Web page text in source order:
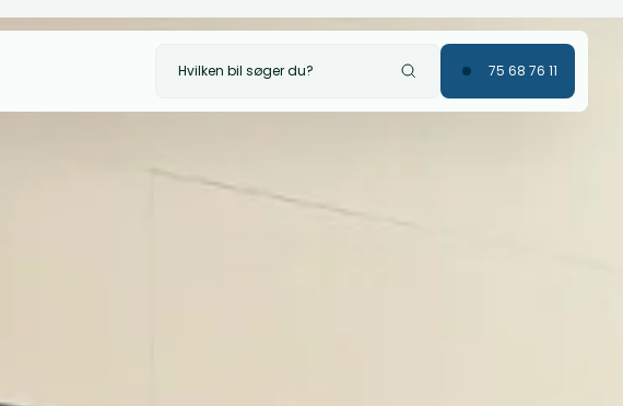
Hvilken bil søger du? 75 68 76 11